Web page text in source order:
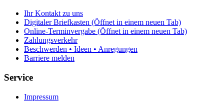
Ihr Kontakt zu uns
Digitaler Briefkasten (Öffnet in einem neuen Tab)
Online-Terminvergabe (Öffnet in einem neuen Tab)
Zahlungsverkehr
Beschwerden • Ideen • Anregungen
Barriere melden
Service
Impressum